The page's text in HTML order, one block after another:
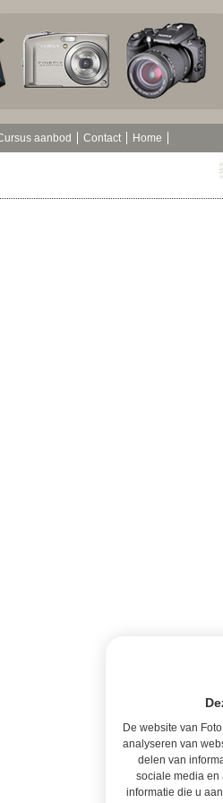
aanbod Contact Home
De website van
analyseren van
delen van
sociale media en
informatie die u